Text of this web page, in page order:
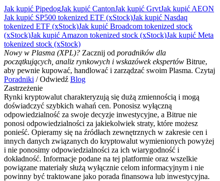
Jak kupić PipedogJak kupić CantonJak kupić GrvtJak kupić AEON
Jak kupić SP500 tokenized ETF (xStock)Jak kupić Nasdaq
tokenized ETF (xStock)Jak kupić Broadcom tokenized stock
(xStock)Jak kupić Amazon tokenized stock (xStock)Jak kupić Meta
tokenized stock (xStock)
Nowy w Plasma (XPL)? Zacznij od poradników dla
początkujących, analiz rynkowych i wskazówek ekspertów Bitrue,
aby pewnie kupować, handlować i zarządzać swoim Plasma. Czytaj
Poradniki / Odwiedź Blog
Zastrzeżenie
Rynki kryptowalut charakteryzują się dużą zmiennością i mogą
doświadczyć szybkich wahań cen. Ponosisz wyłączną
odpowiedzialność za swoje decyzje inwestycyjne, a Bitrue nie
ponosi odpowiedzialności za jakiekolwiek straty, które możesz
ponieść. Opieramy się na źródłach zewnętrznych w zakresie cen i
innych danych związanych do kryptowalut wymienionych powyżej
i nie ponosimy odpowiedzialności za ich wiarygodność i
dokładność. Informacje podane na tej platformie oraz wszelkie
powiązane materiały służą wyłącznie celom informacyjnym i nie
powinny być traktowane jako porada finansowa lub inwestycyjna.